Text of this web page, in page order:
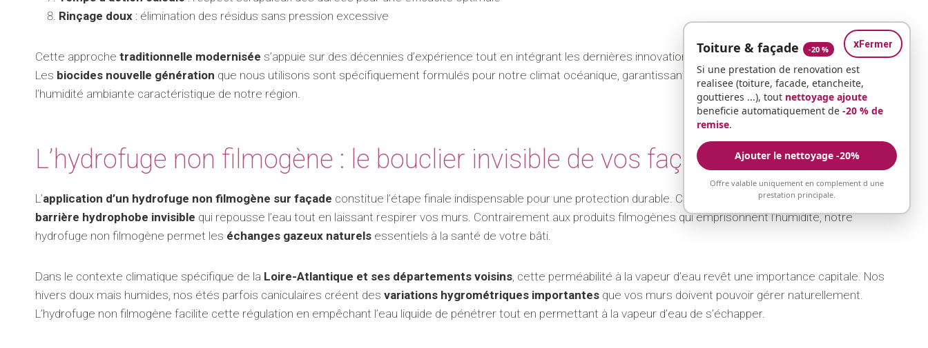
Rinçage doux : élimination des résidus sans pression excessive
Cette approche traditionnelle modernisée s’appuie sur des décennies d’expérience tout en intégrant les dernières innovations en matière de produits écologiques.
Les biocides nouvelle génération que nous utilisons sont spécifiquement formulés pour notre climat océanique, garantissant une efficacité prolongée malgré
l’humidité ambiante caractéristique de notre région.
L’hydrofuge non filmogène : le bouclier invisible de vos façades
L’application d’un hydrofuge non filmogène sur façade constitue l’étape finale indispensable pour une protection durable. Ce traitement révolutionnaire crée une
barrière hydrophobe invisible qui repousse l’eau tout en laissant respirer vos murs. Contrairement aux produits filmogènes qui emprisonnent l’humidité, notre
hydrofuge non filmogène permet les échanges gazeux naturels essentiels à la santé de votre bâti.
Dans le contexte climatique spécifique de la Loire-Atlantique et ses départements voisins, cette perméabilité à la vapeur d’eau revêt une importance capitale. Nos
hivers doux mais humides, nos étés parfois caniculaires créent des variations hygrométriques importantes que vos murs doivent pouvoir gérer naturellement.
L’hydrofuge non filmogène facilite cette régulation en empêchant l’eau liquide de pénétrer tout en permettant à la vapeur d’eau de s’échapper.
xFermer
Toiture & façade -20 %
Si une prestation de renovation est
realisee (toiture, facade, etancheite,
gouttieres ...), tout nettoyage ajoute
beneficie automatiquement de -20 % de
remise.
Ajouter le nettoyage -20%
Offre valable uniquement en complement d une
prestation principale.